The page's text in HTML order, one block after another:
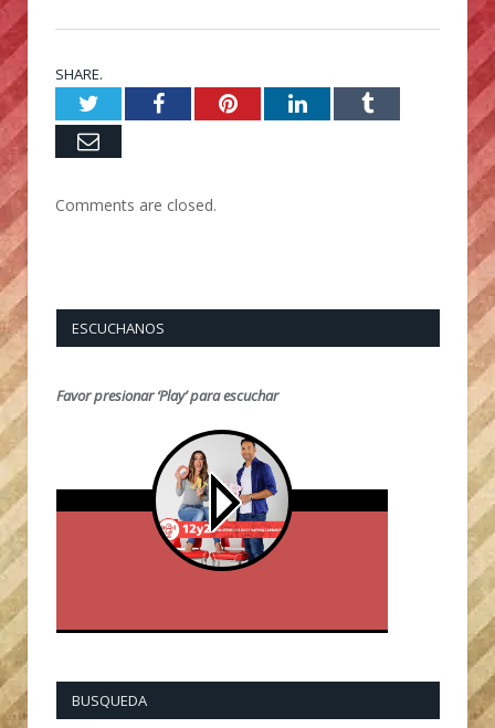
SHARE.
TwitterFacebookPinterestLinkedInTumblr
Email
Comments are closed.
ESCUCHANOS
Favor presionar ‘Play’ para escuchar
BUSQUEDA